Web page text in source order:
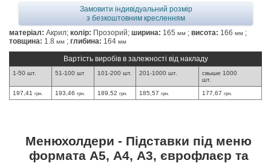
Замовити індивідуальний розмір
з безкоштовним кресленням
матеріал: Акрил; колір: Прозорий; ширина: 165 мм ; висота: 166 мм ;
товщина: 1.8 мм ; глибина: 164 мм
Вартість виробів в залежності від накладу
1-50 шт. 51-100 шт 101-200 шт. 201-1000 шт.
свыше 1000
шт.
197,41 грн. 193,46грн. 189,52 грн. 185,57 грн. 177,67 грн.
Менюхолдери - Підставки під меню
формата А5, А4, А3, єврофлаєр та